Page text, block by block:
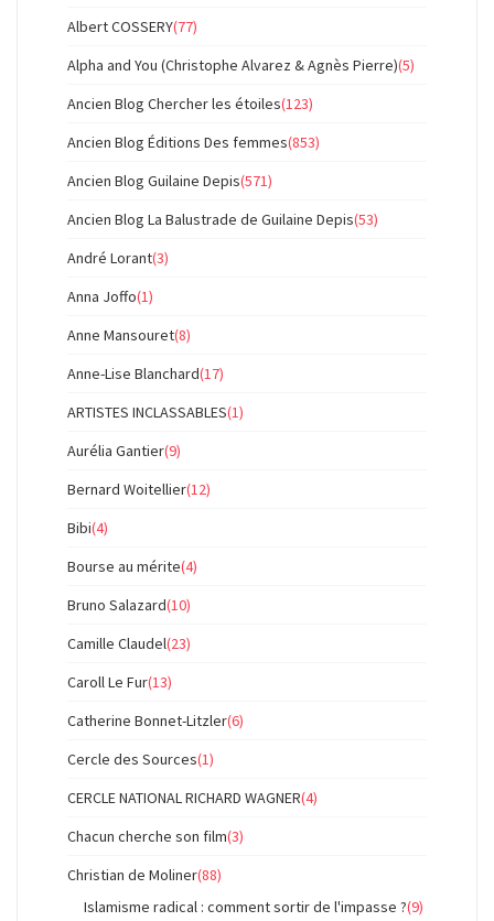
Albert COSSERY(77)
Alpha and You (Christophe Alvarez & Agnès Pierre)(5)
Ancien Blog Chercher les étoiles(123)
Ancien Blog Éditions Des femmes(853)
Ancien Blog Guilaine Depis(571)
Ancien Blog La Balustrade de Guilaine Depis(53)
André Lorant(3)
Anna Joffo(1)
Anne Mansouret(8)
Anne-Lise Blanchard(17)
ARTISTES INCLASSABLES(1)
Aurélia Gantier(9)
Bernard Woitellier(12)
Bibi(4)
Bourse au mérite(4)
Bruno Salazard(10)
Camille Claudel(23)
Caroll Le Fur(13)
Catherine Bonnet-Litzler(6)
Cercle des Sources(1)
CERCLE NATIONAL RICHARD WAGNER(4)
Chacun cherche son film(3)
Christian de Moliner(88)
Islamisme radical : comment sortir de l'impasse ?(9)